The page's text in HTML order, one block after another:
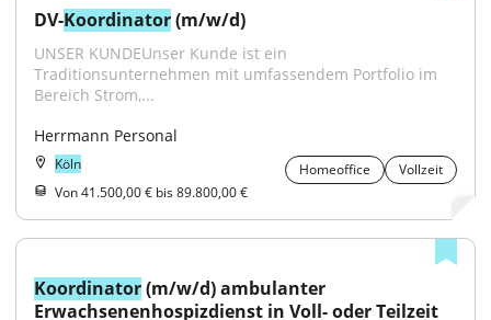
DV-Koordinator (m/w/d)
UNSER KUNDEUnser Kunde ist ein
Traditionsunternehmen mit umfassendem Portfolio im
Bereich Strom,...
Herrmann Personal
Köln Homeoffice
Vollzeit
Von 41.500,00 € bis 89.800,00 €
Koordinator (m/w/d) ambulanter
Erwachsenenhospizdienst in Voll- oder Teilzeit